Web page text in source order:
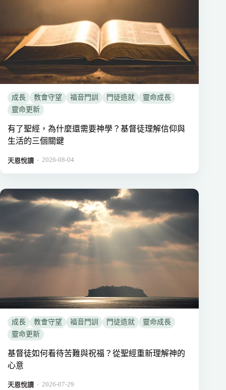
成長 教會守望 福音門訓 門徒造就
靈命成長
靈命更新
有了聖經，為什麼還需要神學？基督徒理解信仰與
生活的三個關鍵
天恩悅讀 ． 2026-08-04
成長 教會守望 福音門訓 門徒造就
靈命成長
靈命更新
基督徒如何看待苦難與祝福？從聖經重新理解神的
心意
天恩悅讀 ． 2026-07-29